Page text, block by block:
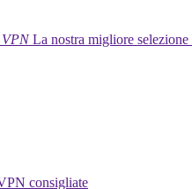
La nostra migliore
consigliate